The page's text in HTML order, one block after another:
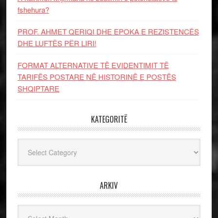
fshehura?
PROF. AHMET QERIQI DHE EPOKA E REZISTENCЁS
DHE LUFTЁS PЁR LIRI!
FORMAT ALTERNATIVE TË EVIDENTIMIT TË
TARIFËS POSTARE NË HISTORINË E POSTËS
SHQIPTARE
KATEGORITË
ARKIV